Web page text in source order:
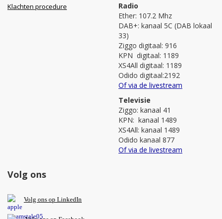
Klachten procedure
Radio
Ether: 107.2 Mhz
DAB+: kanaal 5C (DAB lokaal
33)
Ziggo digitaal: 916
KPN digitaal: 1189
XS4All digitaal: 1189
Odido digitaal:2192
Of via de livestream
Televisie
Ziggo: kanaal 41
KPN: kanaal 1489
XS4All: kanaal 1489
Odido kanaal 877
Of via de livestream
Volg ons
Volg ons op LinkedIn